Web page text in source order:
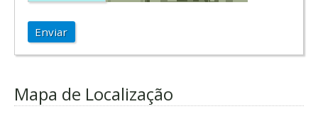
Enviar
Mapa de Localização